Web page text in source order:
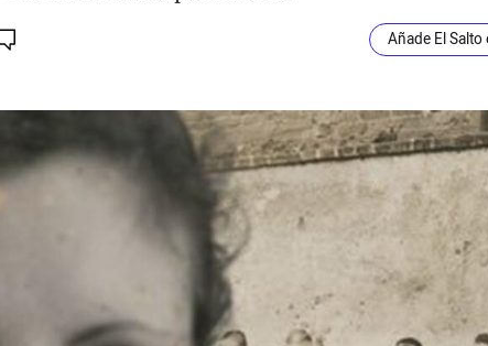
Añade El Salto